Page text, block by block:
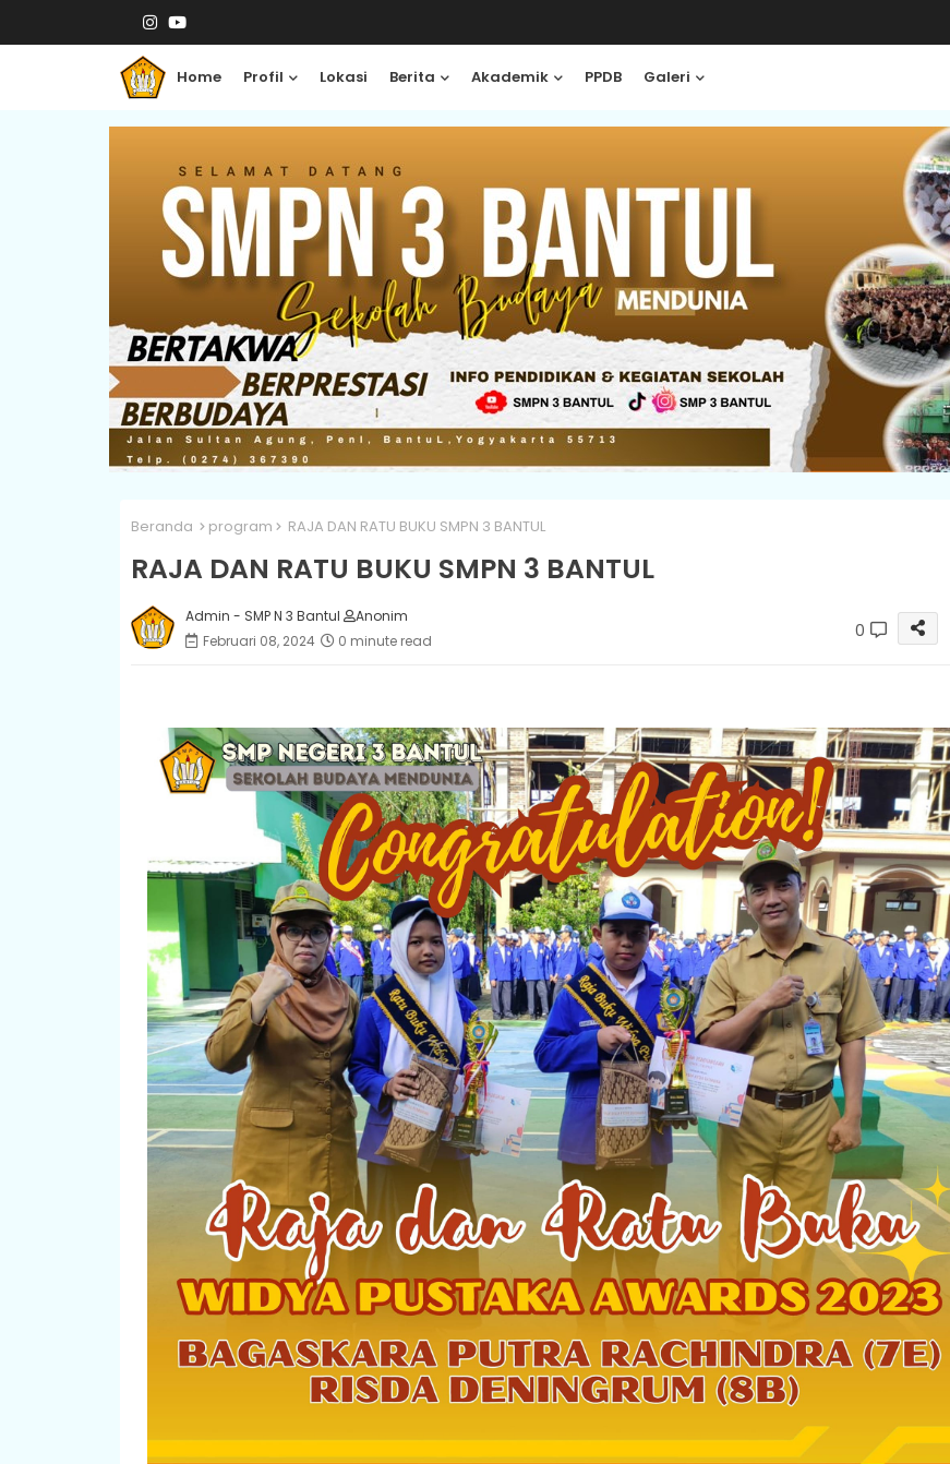
Home Profil Lokasi Berita Akademik PPDB Galeri
Beranda program RAJA DAN RATU BUKU SMPN 3 BANTUL
RAJA DAN RATU BUKU SMPN 3 BANTUL
Admin - SMP N 3 Bantul
Anonim
Februari 08, 2024
0 minute read 0